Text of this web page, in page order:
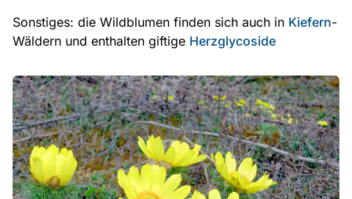
Sonstiges: die Wildblumen finden sich auch in Kiefern-
Wäldern und enthalten giftige Herzglycoside